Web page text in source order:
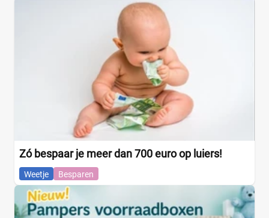
Zó bespaar je meer dan 700 euro op luiers!
Weetje Besparen